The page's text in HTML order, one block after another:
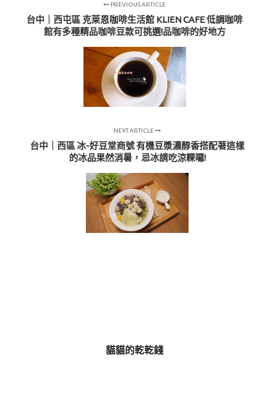
PREVIOUS ARTICLE
台中｜西屯區 克萊恩咖啡生活館 KLIEN CAFE 低調咖啡
館有多種精品咖啡豆款可挑選!品咖啡的好地方
NEXT ARTICLE
台中｜西區 冰-好豆堂商號 有機豆漿濃醇香搭配著這樣
的冰品果然消暑，忌冰請吃涼粿囉!
貓貓的乾乾錢